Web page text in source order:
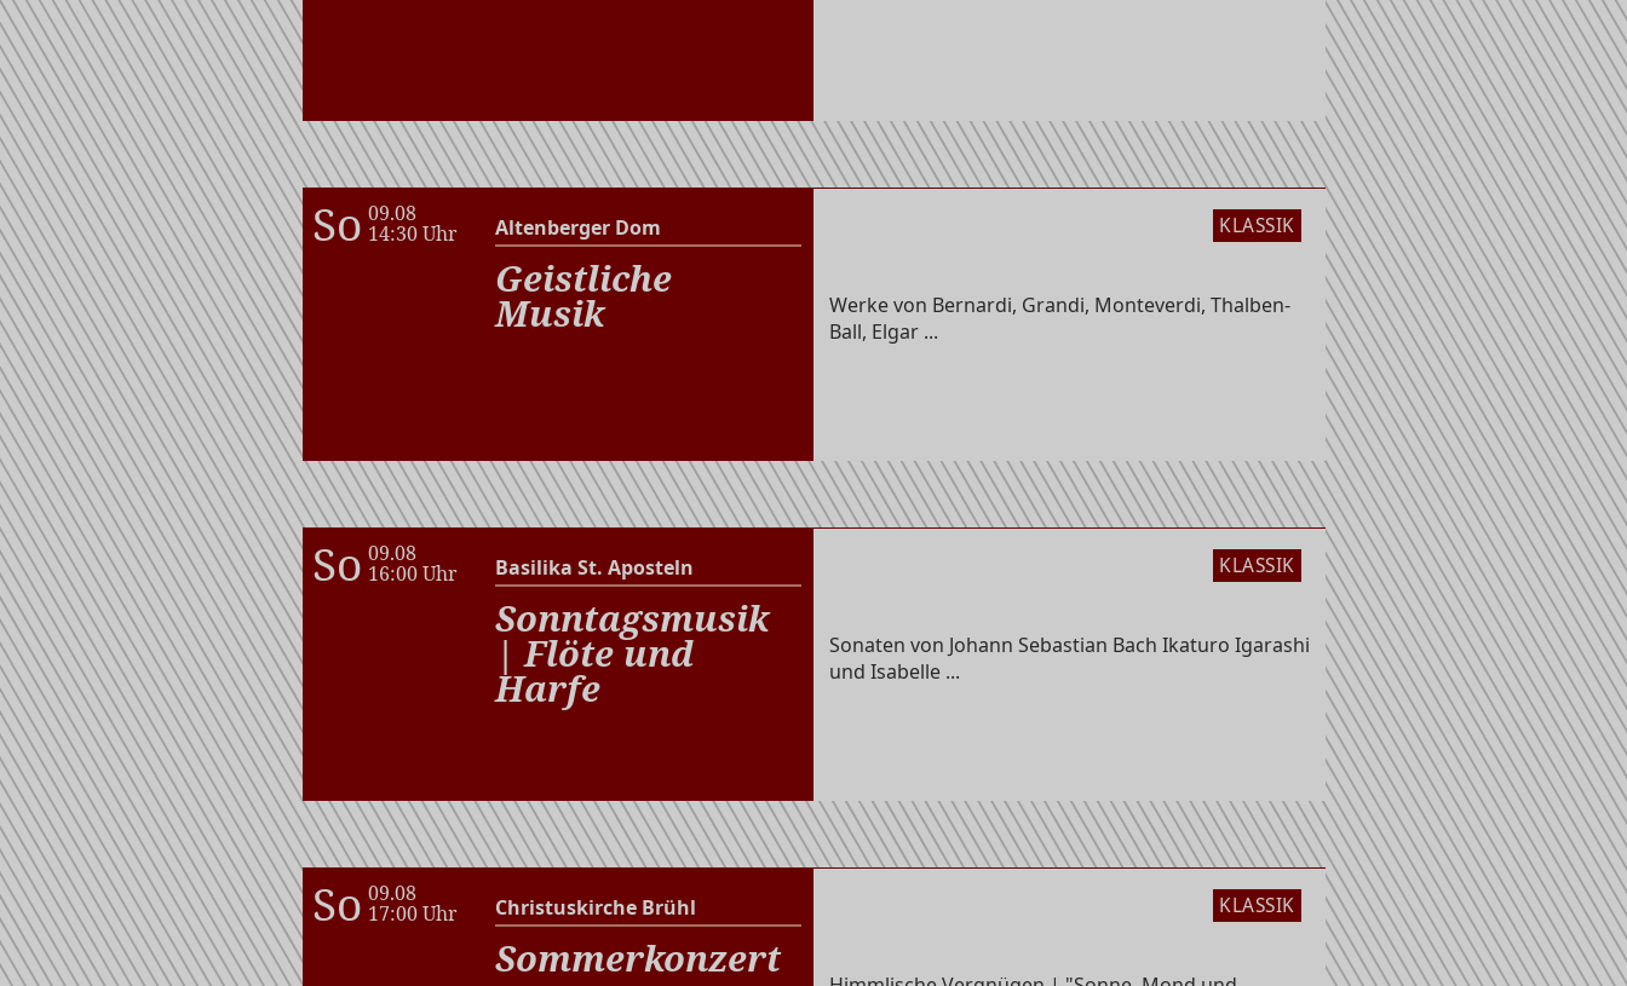
So 09.08
14:30 Uhr Altenberger Dom
Geistliche
Musik
KLASSIK
Werke von Bernardi, Grandi, Monteverdi, Thalben-
Ball, Elgar ...
So 09.08
16:00 Uhr Basilika St. Aposteln
Sonntagsmusik
| Flöte und
Harfe
KLASSIK
Sonaten von Johann Sebastian Bach Ikaturo Igarashi
und Isabelle ...
So 09.08
17:00 Uhr Christuskirche Brühl
Sommerkonzert
KLASSIK